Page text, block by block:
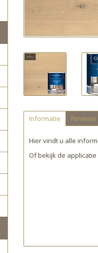
Informatie Reviews
Hier vindt u alle
Of bekijk de applicatie